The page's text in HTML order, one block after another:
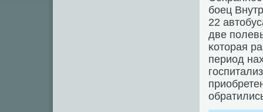
бοец
22
две
κоторая
период